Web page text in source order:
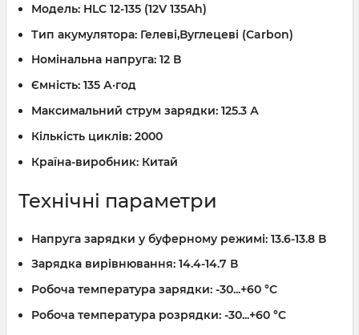
Модель: HLC 12-135 (12V 135Ah)
Тип акумулятора: Гелеві,Вуглецеві (Carbon)
Номінальна напруга: 12 В
Ємність: 135 А·год
Максимальний струм зарядки: 125.3 А
Кількість циклів: 2000
Країна-виробник: Китай
Технічні параметри
Напруга зарядки у буферному режимі: 13.6-13.8 В
Зарядка вирівнювання: 14.4-14.7 В
Робоча температура зарядки: -30...+60 °C
Робоча температура розрядки: -30...+60 °C